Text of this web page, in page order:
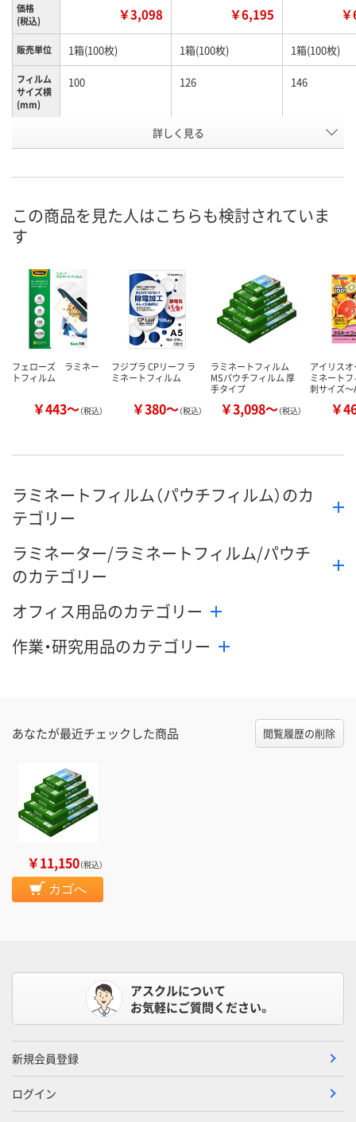
価格
(税込)
￥3,098 ￥6,195
販売単位 1箱(100枚) 1箱(100枚) 1箱(100枚)
フィルム
サイズ横
(mm)
100 126 146
号
お届け日
数量
カゴへ
数量
カゴへ カ
詳しく見る
この商品を見た人はこちらも検討されていま
す
フェローズ ラミネー
トフィルム
￥443～（税込）
フジプラ CPリーフ ラ
ミネートフィルム
￥380～（税込）
ラミネートフィルム
MSパウチフィルム 厚
手タイプ
￥3,098～（税込）
アイリス
ミネート
刺サイズ
￥
ラミネートフィルム（パウチフィルム）のカ
テゴリー
ラミネーター/ラミネートフィルム/パウチ
のカテゴリー
オフィス用品のカテゴリー
作業・研究用品のカテゴリー
あなたが最近チェックした商品 閲覧履歴の削除
￥11,150（税込）
カゴへ
アスクルについて
お気軽にご質問ください。
新規会員登録
ログイン